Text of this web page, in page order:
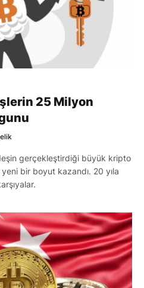
25 Milyon
gerçekleştirdiği büyük kripto
yeni bir boyut kazandı. 20 yıla